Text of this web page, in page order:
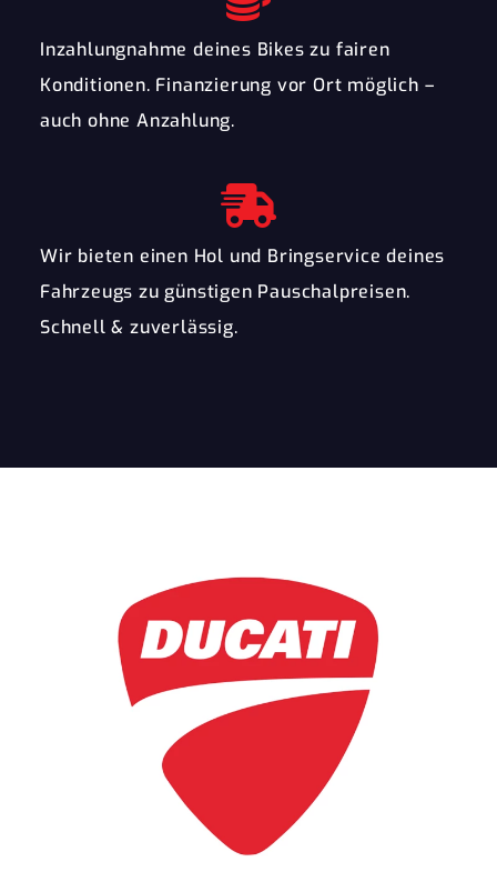
Inzahlungnahme deines Bikes zu fairen
Konditionen. Finanzierung vor Ort möglich –
auch ohne Anzahlung.
Wir bieten einen Hol und Bringservice deines
Fahrzeugs zu günstigen Pauschalpreisen.
Schnell & zuverlässig.